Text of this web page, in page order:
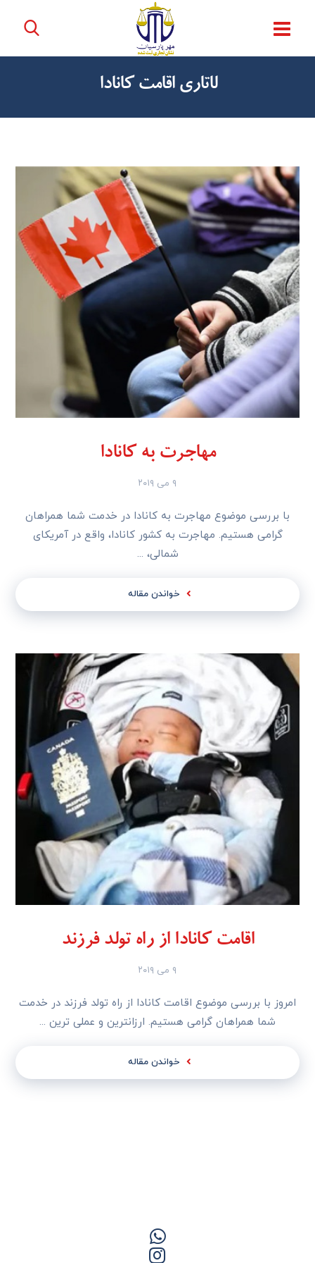
لاتاری اقامت کانادا
مهاجرت به کانادا
۹ می ۲۰۱۹
با بررسی موضوع مهاجرت به کانادا در خدمت شما همراهان
گرامی هستیم. مهاجرت به کشور کانادا، واقع در آمریکای
شمالی، ...
خواندن مقاله
اقامت کانادا از راه تولد فرزند
۹ می ۲۰۱۹
امروز با بررسی موضوع اقامت کانادا از راه تولد فرزند در خدمت
شما همراهان گرامی هستیم. ارزانترین و عملی ترین ...
خواندن مقاله